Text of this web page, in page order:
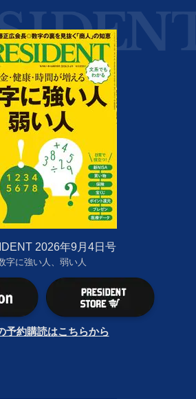
2026年9月4日号
字に強い人、弱い人
予約購読はこちらから